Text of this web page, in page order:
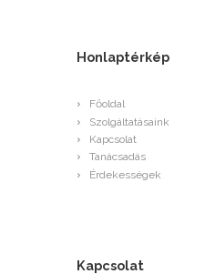
Honlaptérkép
Főoldal
Szolgáltatásaink
Kapcsolat
Tanácsadás
Érdekességek
Kapcsolat